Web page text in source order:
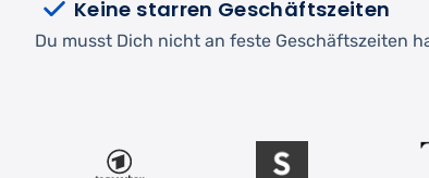
Keine starren Geschäftszeiten
Du musst Dich nicht an feste Geschäftszeiten